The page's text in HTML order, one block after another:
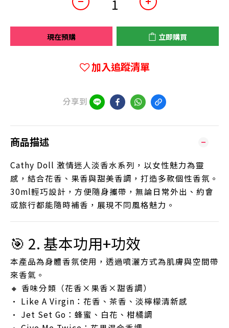
現在預購 立即購買
加入追蹤清單
分享到
商品描述
Cathy Doll 激情迷人淡香水系列，以女性魅力為靈
感，結合花香、果香與甜美香調，打造多款個性香氛。
30ml輕巧設計，方便隨身攜帶，無論日常外出、約會
或旅行都能隨時補香，展現不同風格魅力。
🎯 2. 基本功用+功效
本產品為身體香氛使用，透過噴灑方式為肌膚與空間帶
來香氣。
🔸 香味分類（花香×果香×甜香調）
• Like A Virgin：花香、茶香、淡檸檬清新感
• Jet Set Go：蜂蜜、白花、柑橘調